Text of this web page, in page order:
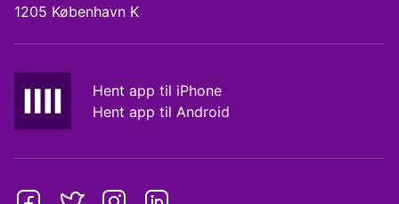
1205 København K
Hent app til iPhone
Hent app til Android